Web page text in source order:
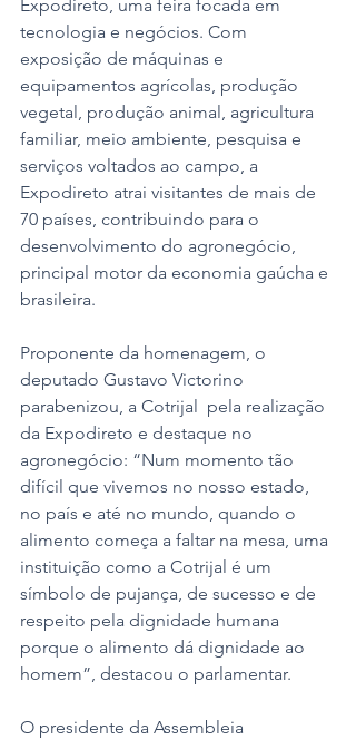
Expodireto, uma feira focada em
tecnologia e negócios. Com
exposição de máquinas e
equipamentos agrícolas, produção
vegetal, produção animal, agricultura
familiar, meio ambiente, pesquisa e
serviços voltados ao campo, a
Expodireto atrai visitantes de mais de
70 países, contribuindo para o
desenvolvimento do agronegócio,
principal motor da economia gaúcha e
brasileira.
Proponente da homenagem, o
deputado Gustavo Victorino
parabenizou, a Cotrijal  pela realização
da Expodireto e destaque no
agronegócio: “Num momento tão
difícil que vivemos no nosso estado,
no país e até no mundo, quando o
alimento começa a faltar na mesa, uma
instituição como a Cotrijal é um
símbolo de pujança, de sucesso e de
respeito pela dignidade humana
porque o alimento dá dignidade ao
homem”, destacou o parlamentar.
O presidente da Assembleia